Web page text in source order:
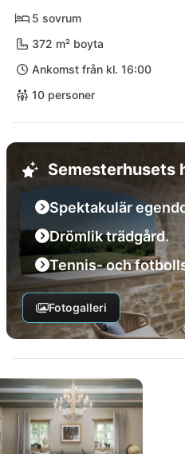
5 sovrum
372 m² boyta
Ankomst från kl. 16:00
10 personer
Semesterhusets
Spektakulär
Drömlik trädgård.
Tennis- och
Fotogalleri